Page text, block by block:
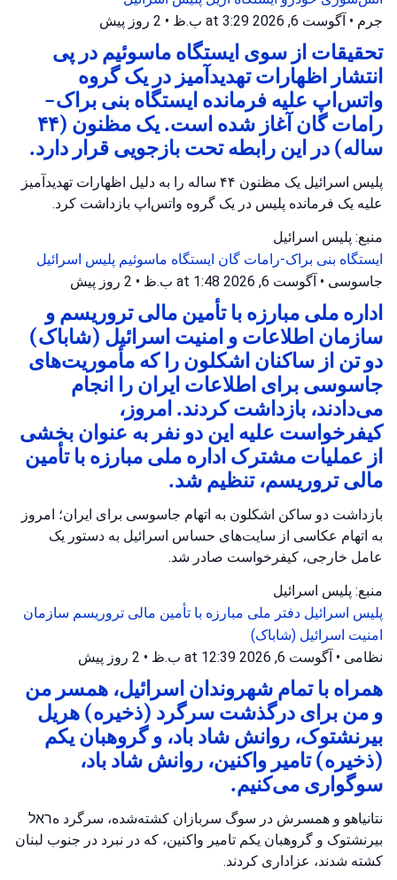
جرم • آگوست 6, 2026 at 3:29 ب.ظ • 2 روز پیش
تحقیقات از سوی ایستگاه ماسوئیم در پی
انتشار اظهارات تهدیدآمیز در یک گروه
واتس‌اپ علیه فرمانده ایستگاه بنی براک-
رامات گان آغاز شده است. یک مظنون (۴۴
ساله) در این رابطه تحت بازجویی قرار دارد.
پلیس اسرائیل یک مظنون ۴۴ ساله را به دلیل اظهارات تهدیدآمیز
علیه یک فرمانده پلیس در یک گروه واتس‌اپ بازداشت کرد.
منبع: پلیس اسرائیل
ایستگاه بنی براک-رامات گان ایستگاه ماسوئیم پلیس اسرائیل
جاسوسی • آگوست 6, 2026 at 1:48 ب.ظ • 2 روز پیش
اداره ملی مبارزه با تأمین مالی تروریسم و
سازمان اطلاعات و امنیت اسرائیل (شاباک)
دو تن از ساکنان اشکلون را که مأموریت‌های
جاسوسی برای اطلاعات ایران را انجام
می‌دادند، بازداشت کردند. امروز،
کیفرخواست علیه این دو نفر به عنوان بخشی
از عملیات مشترک اداره ملی مبارزه با تأمین
مالی تروریسم، تنظیم شد.
بازداشت دو ساکن اشکلون به اتهام جاسوسی برای ایران؛ امروز
به اتهام عکاسی از سایت‌های حساس اسرائیل به دستور یک
عامل خارجی، کیفرخواست صادر شد.
منبع: پلیس اسرائیل
پلیس اسرائیل دفتر ملی مبارزه با تأمین مالی تروریسم سازمان
امنیت اسرائیل (شاباک)
نظامی • آگوست 6, 2026 at 12:39 ب.ظ • 2 روز پیش
همراه با تمام شهروندان اسرائیل، همسر من
و من برای درگذشت سرگرد (ذخیره) هریل
بیرنشتوک، روانش شاد باد، و گروهبان یکم
(ذخیره) تامیر واکنین، روانش شاد باد،
سوگواری می‌کنیم.
نتانیاهو و همسرش در سوگ سربازان کشته‌شده، سرگرد هראל
بیرنشتوک و گروهبان یکم تامیر واکنین، که در نبرد در جنوب لبنان
کشته شدند، عزاداری کردند.